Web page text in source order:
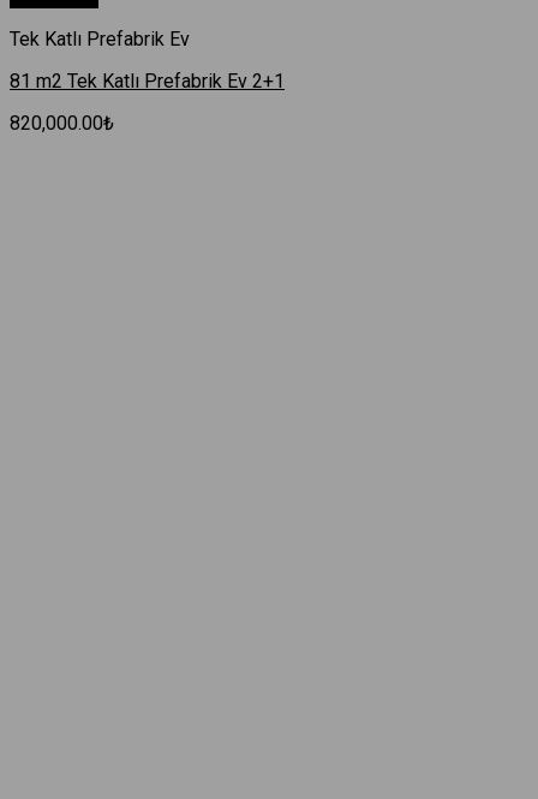
Tek Katlı Prefabrik Ev
81 m2 Tek Katlı Prefabrik Ev 2+1
820,000.00₺